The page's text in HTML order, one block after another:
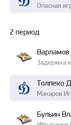
Опасная
2 период
Варламов
Задержка
Толпеко
Макаров
Бульин